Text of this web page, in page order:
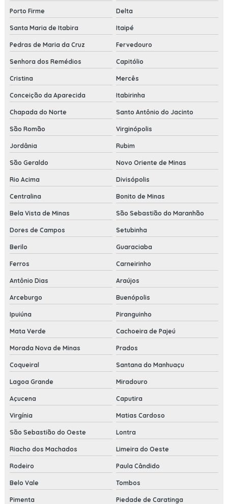
Porto Firme Delta
Santa Maria de Itabira Itaipé
Pedras de Maria da Cruz Fervedouro
Senhora dos Remédios Capitólio
Cristina Mercês
Conceição da Aparecida Itabirinha
Chapada do Norte Santo Antônio do Jacinto
São Romão Virginópolis
Jordânia Rubim
São Geraldo Novo Oriente de Minas
Rio Acima Divisópolis
Centralina Bonito de Minas
Bela Vista de Minas São Sebastião do Maranhão
Dores de Campos Setubinha
Berilo Guaraciaba
Ferros Carneirinho
Antônio Dias Araújos
Arceburgo Buenópolis
Ipuiúna Piranguinho
Mata Verde Cachoeira de Pajeú
Morada Nova de Minas Prados
Coqueiral Santana do Manhuaçu
Lagoa Grande Miradouro
Açucena Caputira
Virgínia Matias Cardoso
São Sebastião do Oeste Lontra
Riacho dos Machados Limeira do Oeste
Rodeiro Paula Cândido
Belo Vale Tombos
Pimenta Piedade de Caratinga